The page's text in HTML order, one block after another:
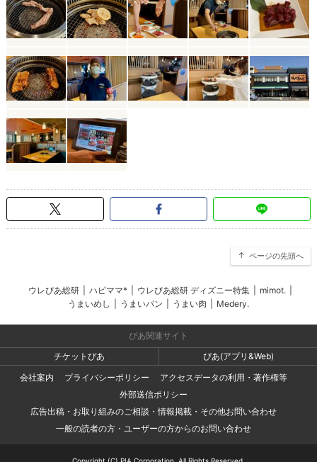
ページの先頭へ
ウレぴあ総研 ハピママ* ウレぴあ総研 ディズニー特集 mimot.
うまいめし
うまいパン うまい肉 Medery.
ぴあ関連サイト
チケットぴあ
ぴあ(アプリ&Web)
会社案内
プライバシーポリシー
アクセスデータの利用・著作権等
外部送信ポリシー
広告出稿・お取り組みのご相談・情報掲載・その他お問い合わせ
一般の読者の方・ユーザーの方からのお問い合わせ